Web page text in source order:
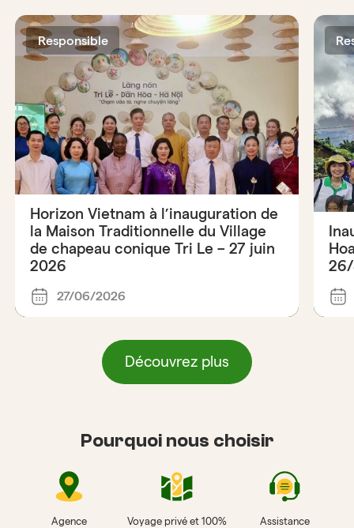
Responsible
Horizon Vietnam à l’inauguration de
la Maison Traditionnelle du Village
de chapeau conique Tri Le – 27 juin
2026
27/06/2026
Découvrez plus
Pourquoi nous choisir
Agence
Voyage privé et 100%
Assistance